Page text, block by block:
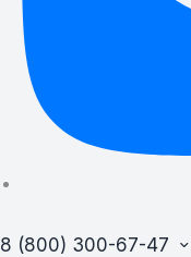
8 (800) 300-67-47